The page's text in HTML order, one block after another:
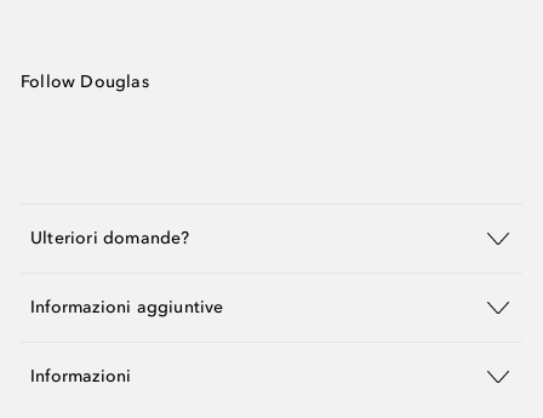
Follow Douglas
Ulteriori domande?
Informazioni aggiuntive
Informazioni